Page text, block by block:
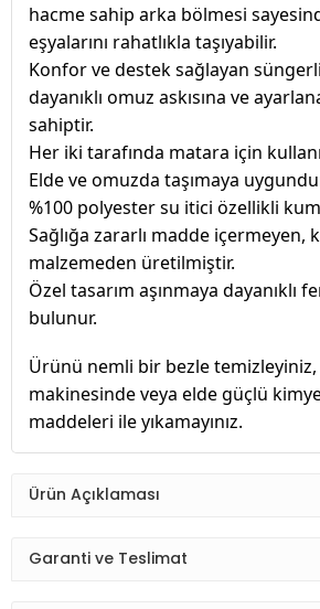
hacme sahip arka bölmesi
eşyalarını rahatlıkla taşıyabilir.
Konfor ve destek sağlayan
dayanıklı omuz askısına ve
sahiptir.
Her iki tarafında matara için
Elde ve omuzda taşımaya
%100 polyester su itici özellikli
Sağlığa zararlı madde içermeyen,
malzemeden üretilmiştir.
Özel tasarım aşınmaya dayanıklı
bulunur.
Ürünü nemli bir bezle temizleyiniz,
makinesinde veya elde güçlü
maddeleri ile yıkamayınız.
Ürün Açıklaması
Garanti ve Teslimat